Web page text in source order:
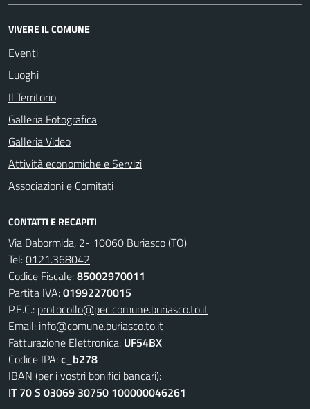
VIVERE IL COMUNE
Eventi
Luoghi
Il Territorio
Galleria Fotografica
Galleria Video
Attività economiche e Servizi
Associazioni e Comitati
CONTATTI E RECAPITI
Via Dabormida, 2- 10060 Buriasco (TO)
Tel:0121.368042
Codice Fiscale:85002970011
Partita IVA:01992270015
P.E.C.: protocollo@pec.comune.buriasco.to.it
Email: info@comune.buriasco.to.it
Fatturazione Elettronica: UF54BX
Codice IPA:c_b278
IBAN (per i vostri bonifici bancari):
IT 70 S 03069 30750 100000046261